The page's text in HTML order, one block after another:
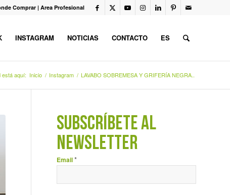
Comprar | Area Profesional
INSTAGRAM NOTICIAS CONTACTO ES
está aquí: Inicio / Instagram / LAVABO SOBREMESA Y GRIFERÍA NEGRA..
SUBSCRÍBETE AL
NEWSLETTER
Email*